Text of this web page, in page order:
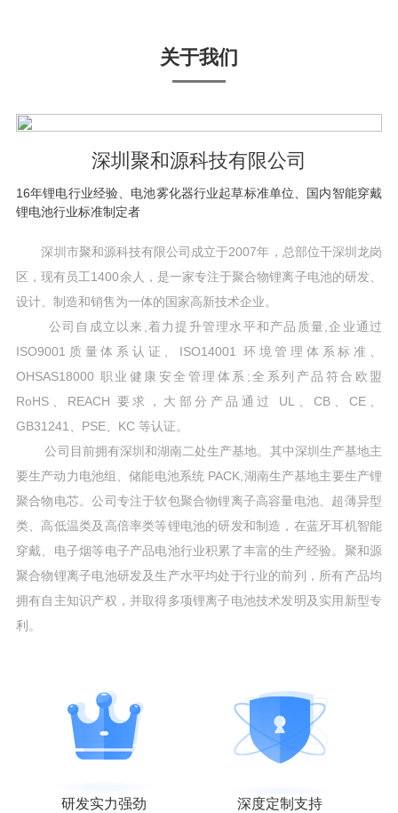
关于我们
深圳聚和源科技有限公司
16年锂电行业经验、电池雾化器行业起草标准单位、国内智能穿戴
锂电池行业标准制定者
深圳市聚和源科技有限公司成立于2007年，总部位干深圳龙岗
区，现有员工1400余人，是一家专注于聚合物锂离子电池的研发、
设计、制造和销售为一体的国家高新技术企业。
公司自成立以来,着力提升管理水平和产品质量,企业通过
ISO9001质量体系认证、ISO14001 环境管理体系标准、
OHSAS18000 职业健康安全管理体系;全系列产品符合欧盟
RoHS、REACH 要求，大部分产品通过 UL、CB、CE、
GB31241、PSE、KC 等认证。
公司目前拥有深圳和湖南二处生产基地。其中深圳生产基地主
要生产动力电池组、储能电池系统 PACK,湖南生产基地主要生产锂
聚合物电芯。公司专注于软包聚合物锂离子高容量电池、超薄异型
类、高低温类及高倍率类等锂电池的研发和制造，在蓝牙耳机智能
穿戴、电子烟等电子产品电池行业积累了丰富的生产经验。聚和源
聚合物锂离子电池研发及生产水平均处于行业的前列，所有产品均
拥有自主知识产权，并取得多项锂离子电池技术发明及实用新型专
利。
研发实力强劲 深度定制支持